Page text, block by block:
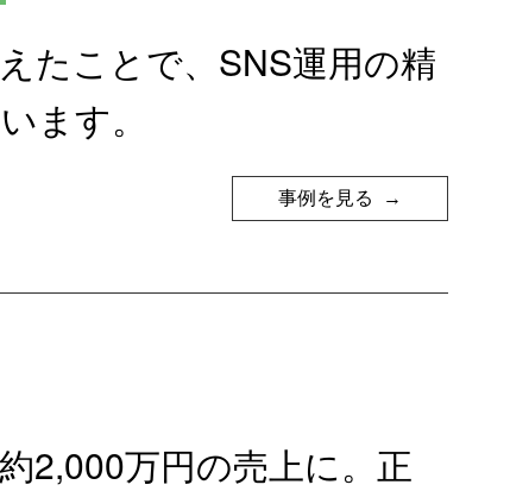
たことで、SNS運用の精
ます。
事例を見る
2,000万円の売上に。正